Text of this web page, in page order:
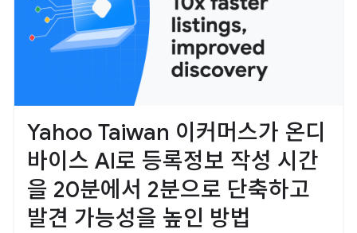
Yahoo Taiwan 이커머스가 온디
바이스 AI로 등록정보 작성 시간
을 20분에서 2분으로 단축하고
발견 가능성을 높인 방법